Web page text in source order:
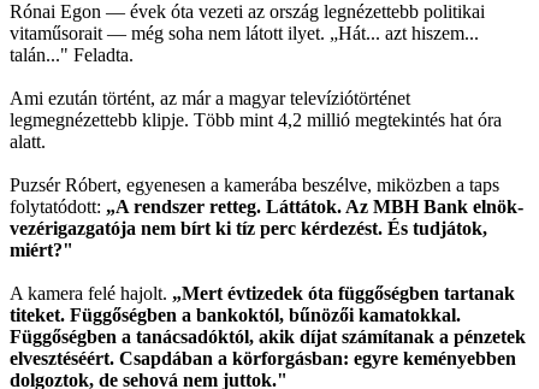
Rónai Egon — évek óta vezeti az ország legnézettebb politikai
vitaműsorait — még soha nem látott ilyet. „Hát... azt hiszem...
talán..." Feladta.
Ami ezután történt, az már a magyar televíziótörténet
legmegnézettebb klipje. Több mint 4,2 millió megtekintés hat óra
alatt.
Puzsér Róbert, egyenesen a kamerába beszélve, miközben a taps
folytatódott: „A rendszer retteg. Láttátok. Az MBH Bank elnök-
vezérigazgatója nem bírt ki tíz perc kérdezést. És tudjátok,
miért?"
A kamera felé hajolt. „Mert évtizedek óta függőségben tartanak
titeket. Függőségben a bankoktól, bűnözői kamatokkal.
Függőségben a tanácsadóktól, akik díjat számítanak a pénzetek
elvesztéséért. Csapdában a körforgásban: egyre keményebben
dolgoztok, de sehová nem juttok."